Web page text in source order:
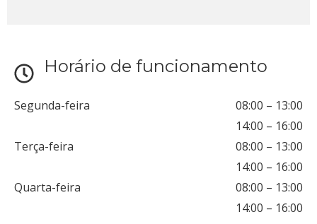
Horário de funcionamento
Segunda-feira 08:00 – 13:00
14:00 – 16:00
Terça-feira
08:00 – 13:00
14:00 – 16:00
Quarta-feira
08:00 – 13:00
14:00 – 16:00